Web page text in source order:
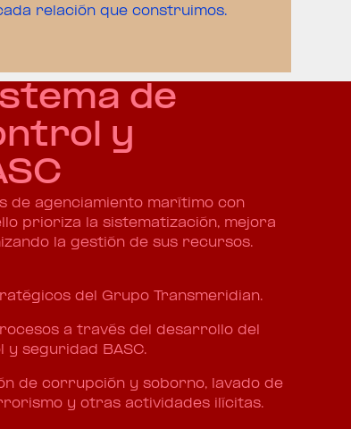
relación que construimos.
de
y
de agenciamiento marítimo con
prioriza la sistematización, mejora
la gestión de sus recursos.
del Grupo Transmeridian.
a través del desarrollo del
y seguridad BASC.
de corrupción y soborno, lavado de
y otras actividades ilícitas.